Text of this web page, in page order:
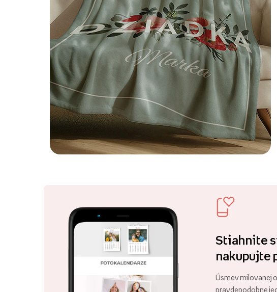
Stiahnite
nakupujte
Úsmev milovanej
pravdepodobne